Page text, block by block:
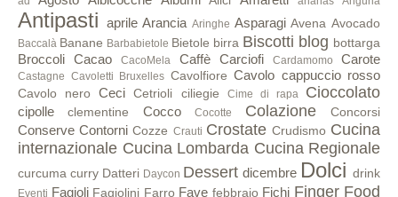
Antipasti aprile Arancia Aringhe Asparagi Avena Avocado
Baccalà Banane Barbabietole Bietole birra Biscotti blog bottarga
Broccoli Cacao CacoMela Caffè Carciofi Cardamomo Carote
Castagne Cavoletti Bruxelles Cavolfiore Cavolo cappuccio rosso
Cavolo nero Ceci Cetrioli ciliegie Cime di rapa Cioccolato
cipolle clementine Cocco Cocotte Colazione Concorsi
Conserve Contorni Cozze Crauti Crostate Crudismo Cucina
internazionale Cucina Lombarda Cucina Regionale
curcuma curry Datteri Daycon Dessert dicembre Dolci drink
Eventi Fagioli Fagiolini Farro Fave febbraio Fichi Finger Food